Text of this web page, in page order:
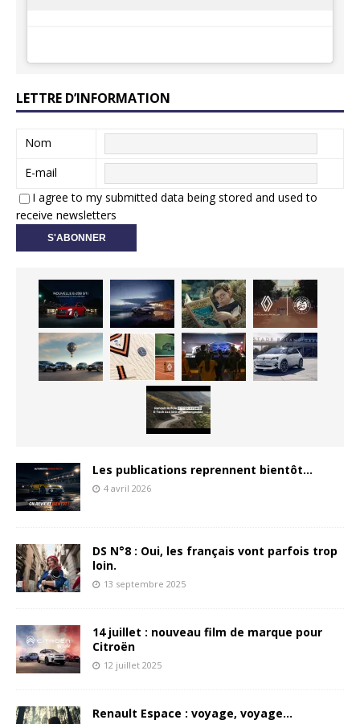
LETTRE D’INFORMATION
Nom
E-mail
I agree to my submitted data being stored and used to
receive newsletters
Les publications reprennent bientôt…
4 avril 2026
DS N°8 : Oui, les français vont parfois trop
loin.
13 septembre 2025
14 juillet : nouveau film de marque pour
Citroën
12 juillet 2025
Renault Espace : voyage, voyage…